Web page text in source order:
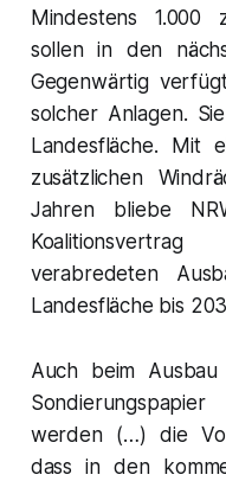
Mindestens 1.000
sollen in den
Gegenwärtig
solcher Anlagen.
Landesfläche. Mit
zusätzlichen
Jahren bliebe
verabredeten
Landesfläche bis
Auch beim
werden (…) die
dass in den